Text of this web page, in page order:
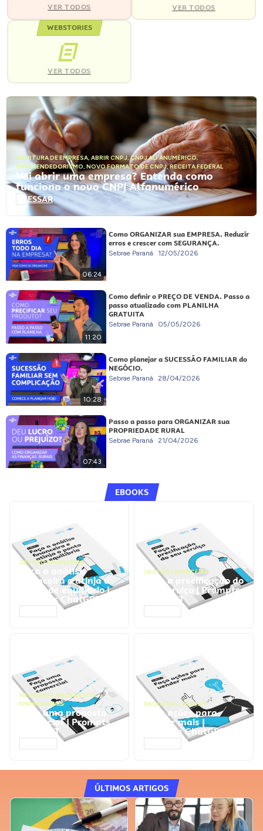
VER TODOS VER TODOS
WEBSTORIES
VER TODOS
ABERTURA DE EMPRESA, ABRIR CNPJ,CNPJ ALFANUMÉRICO,
EMPREENDEDORISMO, NOVO FORMATO DE CNPJ,RECEITA FEDERAL
Vai abrir uma empresa? Entenda como
funciona o novo CNPJ Alfanumérico
ACESSAR
06:24
Como ORGANIZAR sua EMPRESA. Reduzir
erros e crescer com SEGURANÇA.
Sebrae Paraná 12/05/2026
11:20
Como definir o PREÇO DE VENDA. Passo a
passo atualizado com PLANILHA
GRATUITA
Sebrae Paraná 05/05/2026
10:28
Como planejar a SUCESSÃO FAMILIAR do
NEGÓCIO.
Sebrae Paraná 28/04/2026
07:43
Passo a passo para ORGANIZAR sua
PROPRIEDADE RURAL
Sebrae Paraná 21/04/2026
EBOOKS
GESTÃO FINANCEIRA
Faça a análise
financeira e atinja o
ponto de equilíbrio |
Prompts ChatGPT
GESTÃO FINANCEIRA
Faça a precificação do
seu serviço | Prompts
ChatGPT
NEGÓCIOS, PROCESSOS
EMPRESARIAIS
Faça uma proposta
comercial | Prompts
ChatGPT
NEGÓCIOS, VENDAS
Faça ações para
vender mais |
Prompts ChatGPT
ÚLTIMOS ARTIGOS